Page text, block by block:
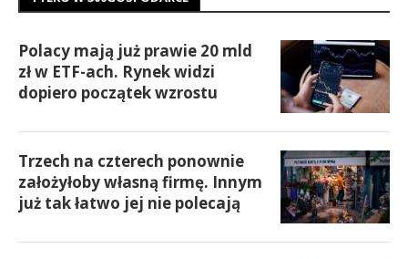
Polacy mają już prawie 20 mld
zł w ETF-ach. Rynek widzi
dopiero początek wzrostu
Trzech na czterech ponownie
założyłoby własną firmę. Innym
już tak łatwo jej nie polecają